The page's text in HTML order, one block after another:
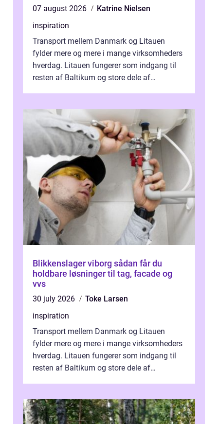
07 august 2026
Katrine Nielsen
inspiration
Transport mellem Danmark og Litauen
fylder mere og mere i mange virksomheders
hverdag. Litauen fungerer som indgang til
resten af Baltikum og store dele af
Blikkenslager viborg sådan får du
holdbare løsninger til tag, facade og
vvs
30 july 2026
Toke Larsen
inspiration
Transport mellem Danmark og Litauen
fylder mere og mere i mange virksomheders
hverdag. Litauen fungerer som indgang til
resten af Baltikum og store dele af